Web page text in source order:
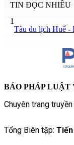
TIN ĐỌC NHIỀU
1
Tàu du lịch Huế -
BÁO PHÁP LUẬT
Chuyên trang
Tổng Biên tập: Tiến